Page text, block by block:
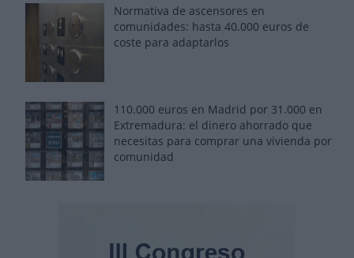
Normativa de ascensores en
comunidades: hasta 40.000 euros de
coste para adaptarlos
110.000 euros en Madrid por 31.000 en
Extremadura: el dinero ahorrado que
necesitas para comprar una vivienda por
comunidad